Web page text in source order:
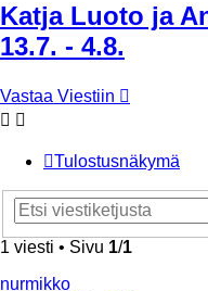
Katja Luoto ja
13.7. - 4.8.
Vastaa Viestiin
Tulostusnäkymä
1 viesti • Sivu 1/1
nurmikko